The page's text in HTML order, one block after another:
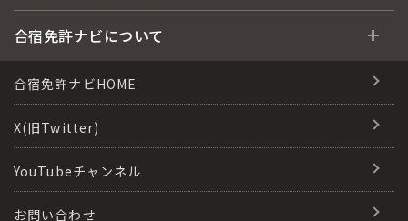
運転免許の種類(車種)
格安シーズン料金
出発地別おすすめ校
こだわり、テーマから探す
360度パノラマ教習所
合宿免許選びのアドバイス
合宿免許の入校までの流れ
合宿免許での免許取得の流れ
合宿免許に役立つ情報
免許取消・失効による再取得
冬・雪国の合宿免許は大丈夫？
合宿免許ナビについて
会社情報・代表メッセージ
会社概要
会社沿革・歴史
合宿免許ナビHOME
X(旧Twitter)
YouTubeチャンネル
お問い合わせ